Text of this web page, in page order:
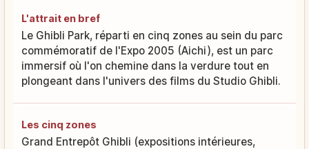
L'attrait en bref
Le Ghibli Park, réparti en cinq zones au sein du parc
commémoratif de l'Expo 2005 (Aichi), est un parc
immersif où l'on chemine dans la verdure tout en
plongeant dans l'univers des films du Studio Ghibli.
Les cinq zones
Grand Entrepôt Ghibli (expositions intérieures,